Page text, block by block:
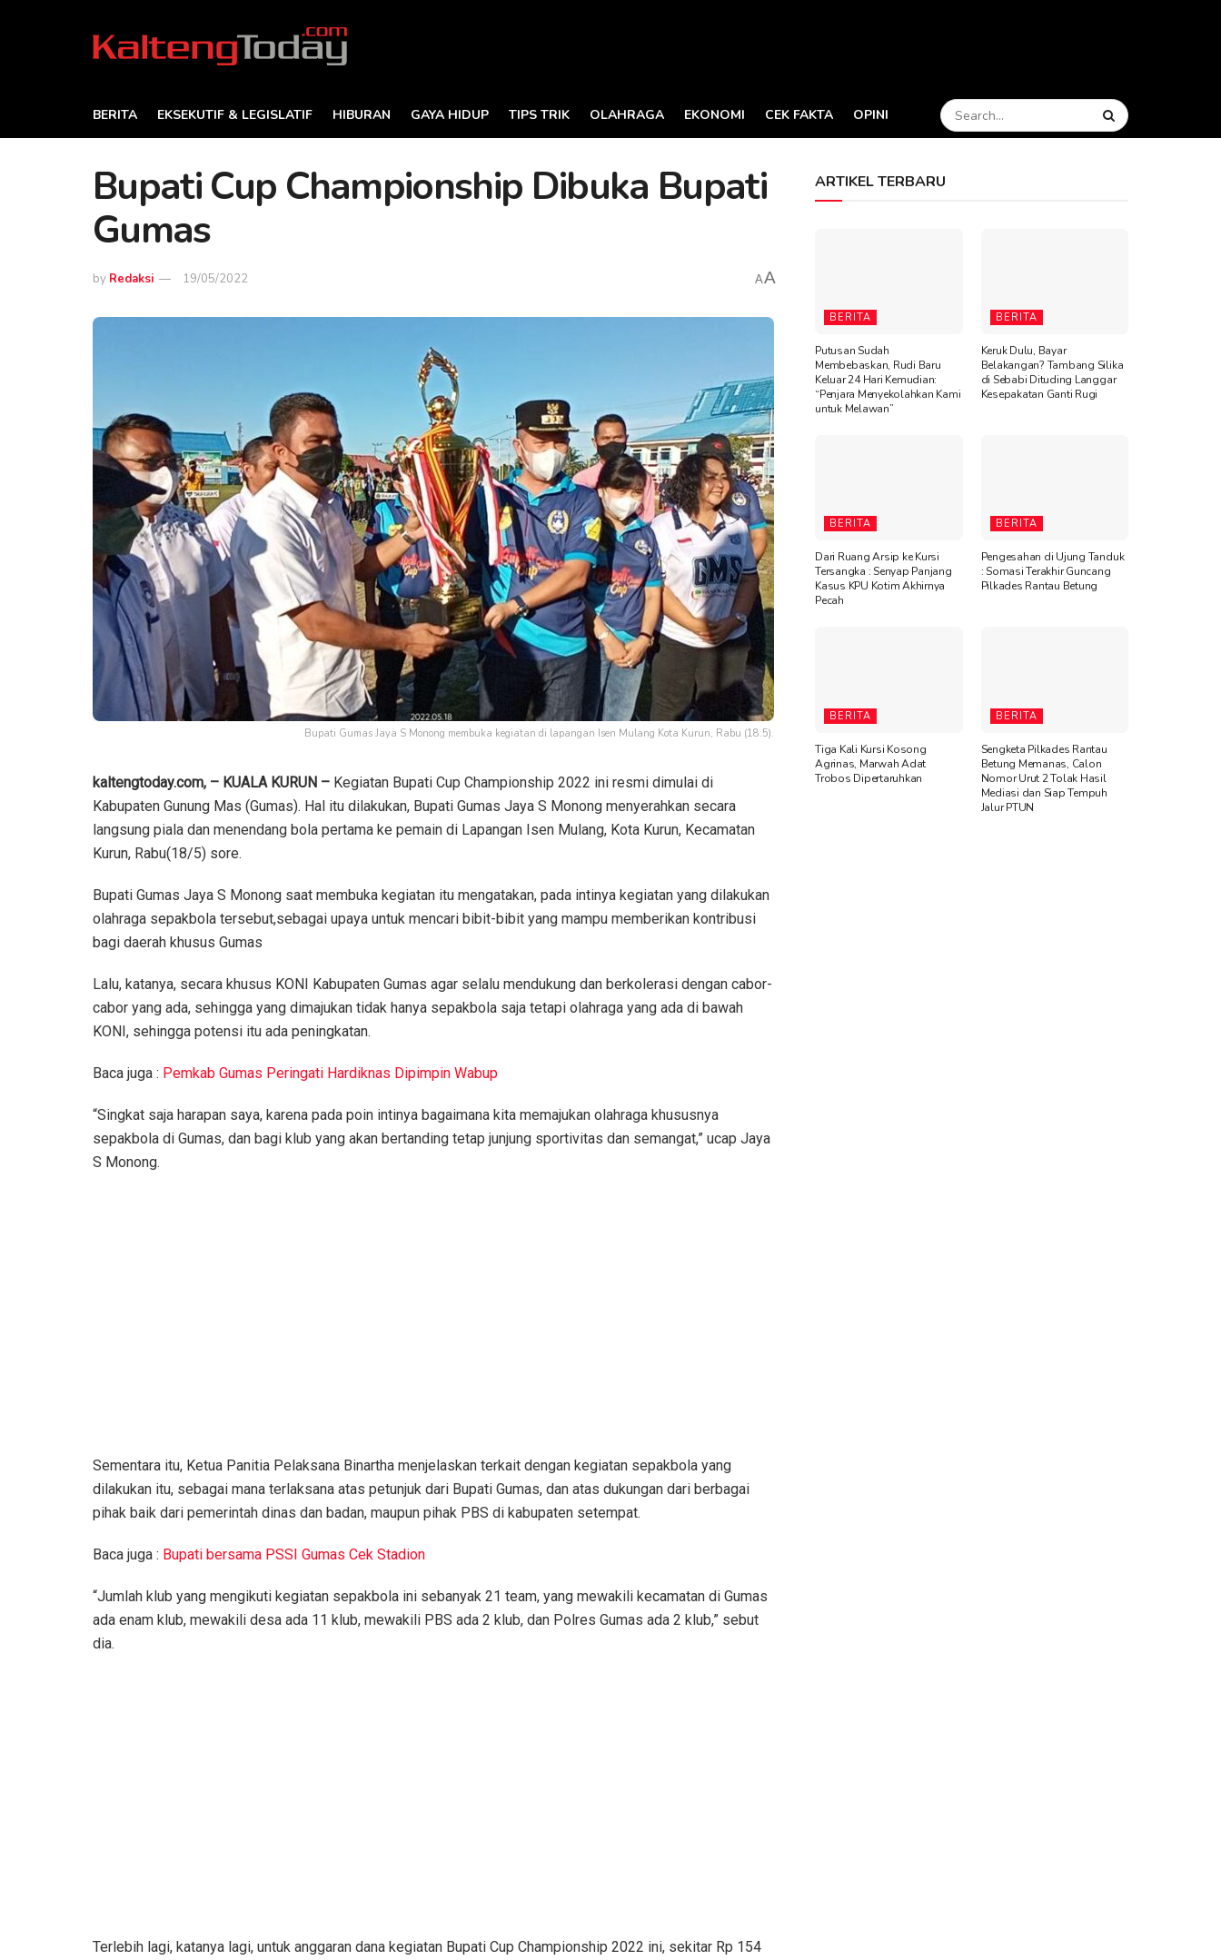
BERITA EKSEKUTIF & LEGISLATIF HIBURAN GAYA HIDUP TIPS TRIK OLAHRAGA EKONOMI CEK FAKTA OPINI
Bupati Cup Championship Dibuka Bupati
Gumas
by Redaksi 19/05/2022 AA
Bupati Gumas Jaya S Monong membuka kegiatan di lapangan Isen Mulang Kota Kurun, Rabu (18.5).
kaltengtoday.com, – KUALA KURUN – Kegiatan Bupati Cup Championship 2022 ini resmi dimulai di
Kabupaten Gunung Mas (Gumas). Hal itu dilakukan, Bupati Gumas Jaya S Monong menyerahkan secara
langsung piala dan menendang bola pertama ke pemain di Lapangan Isen Mulang, Kota Kurun, Kecamatan
Kurun, Rabu(18/5) sore.
Bupati Gumas Jaya S Monong saat membuka kegiatan itu mengatakan, pada intinya kegiatan yang dilakukan
olahraga sepakbola tersebut,sebagai upaya untuk mencari bibit-bibit yang mampu memberikan kontribusi
bagi daerah khusus Gumas
Lalu, katanya, secara khusus KONI Kabupaten Gumas agar selalu mendukung dan berkolerasi dengan cabor-
cabor yang ada, sehingga yang dimajukan tidak hanya sepakbola saja tetapi olahraga yang ada di bawah
KONI, sehingga potensi itu ada peningkatan.
Baca juga : Pemkab Gumas Peringati Hardiknas Dipimpin Wabup
“Singkat saja harapan saya, karena pada poin intinya bagaimana kita memajukan olahraga khususnya
sepakbola di Gumas, dan bagi klub yang akan bertanding tetap junjung sportivitas dan semangat,” ucap Jaya
S Monong.
Sementara itu, Ketua Panitia Pelaksana Binartha menjelaskan terkait dengan kegiatan sepakbola yang
dilakukan itu, sebagai mana terlaksana atas petunjuk dari Bupati Gumas, dan atas dukungan dari berbagai
pihak baik dari pemerintah dinas dan badan, maupun pihak PBS di kabupaten setempat.
Baca juga : Bupati bersama PSSI Gumas Cek Stadion
“Jumlah klub yang mengikuti kegiatan sepakbola ini sebanyak 21 team, yang mewakili kecamatan di Gumas
ada enam klub, mewakili desa ada 11 klub, mewakili PBS ada 2 klub, dan Polres Gumas ada 2 klub,” sebut
dia.
Terlebih lagi, katanya lagi, untuk anggaran dana kegiatan Bupati Cup Championship 2022 ini, sekitar Rp 154
ARTIKEL TERBARU
BERITA
Putusan Sudah
Membebaskan, Rudi Baru
Keluar 24 Hari Kemudian:
“Penjara Menyekolahkan Kami
untuk Melawan”
BERITA
Keruk Dulu, Bayar
Belakangan? Tambang Silika
di Sebabi Dituding Langgar
Kesepakatan Ganti Rugi
BERITA
Dari Ruang Arsip ke Kursi
Tersangka : Senyap Panjang
Kasus KPU Kotim Akhirnya
Pecah
BERITA
Pengesahan di Ujung Tanduk
: Somasi Terakhir Guncang
Pilkades Rantau Betung
BERITA
Tiga Kali Kursi Kosong
Agrinas, Marwah Adat
Trobos Dipertaruhkan
BERITA
Sengketa Pilkades Rantau
Betung Memanas, Calon
Nomor Urut 2 Tolak Hasil
Mediasi dan Siap Tempuh
Jalur PTUN